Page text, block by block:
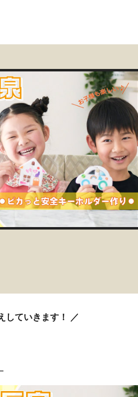
していきます！ ／